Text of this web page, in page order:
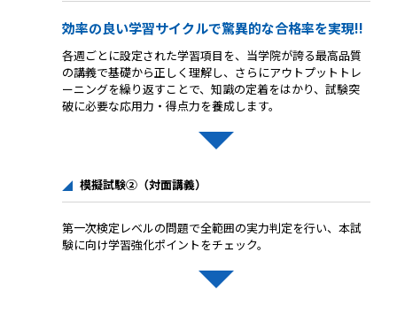
効率の良い学習サイクルで驚異的な合格率を実現!!
各週ごとに設定された学習項目を、当学院が誇る最高品質
の講義で基礎から正しく理解し、さらにアウトプットトレ
ーニングを繰り返すことで、知識の定着をはかり、試験突
破に必要な応用力・得点力を養成します。
模擬試験②（対面講義）
第一次検定レベルの問題で全範囲の実力判定を行い、本試
験に向け学習強化ポイントをチェック。